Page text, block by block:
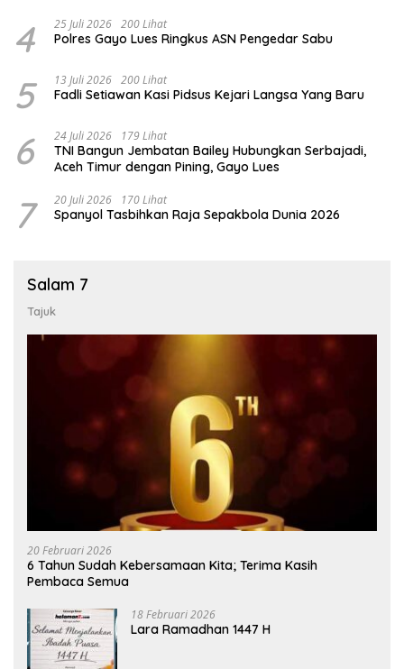
4 25 Juli 2026 200 Lihat
Polres Gayo Lues Ringkus ASN Pengedar Sabu
5 13 Juli 2026 200 Lihat
Fadli Setiawan Kasi Pidsus Kejari Langsa Yang Baru
6 24 Juli 2026 179 Lihat
TNI Bangun Jembatan Bailey Hubungkan Serbajadi,
Aceh Timur dengan Pining, Gayo Lues
7 20 Juli 2026 170 Lihat
Spanyol Tasbihkan Raja Sepakbola Dunia 2026
Salam 7
Tajuk
20 Februari 2026
6 Tahun Sudah Kebersamaan Kita; Terima Kasih
Pembaca Semua
18 Februari 2026
Lara Ramadhan 1447 H